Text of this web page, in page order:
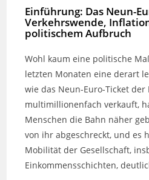
Einführung: Das Neun-
Verkehrswende,
politischem Aufbruch
Wohl kaum eine politische
letzten Monaten eine derart
wie das Neun-Euro-Ticket der
multimillionenfach verkauft,
Menschen die Bahn näher
von ihr abgeschreckt, und es
Mobilität der Gesellschaft,
Einkommensschichten,